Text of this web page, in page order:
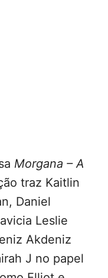
Morgana – A
traz Kaitlin
Daniel
Leslie
Akdeniz
J no papel